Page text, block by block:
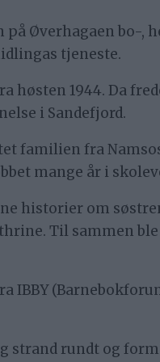
på Øverhagaen bo-,
tjeneste.
høsten 1944. Da
i Sandefjord.
familien fra
mange år i
historier om
Til sammen
IBBY
strand rundt og